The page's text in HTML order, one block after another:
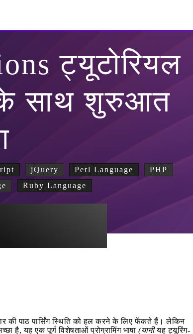
ट्यूटोरियल
साथ शुरुआत
jQuery Perl Language
PHP
Ruby Language
की पाठ पार्सिंग स्थिति को हल करने के लिए फेंकते हैं। लेकिन
है, यह एक पूर्ण विशेषताओं प्रोग्रामिंग भाषा (यानीयह ट्यूरिंग-